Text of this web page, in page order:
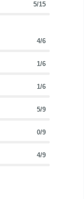
5/15
4/6
1/6
1/6
5/9
0/9
4/9